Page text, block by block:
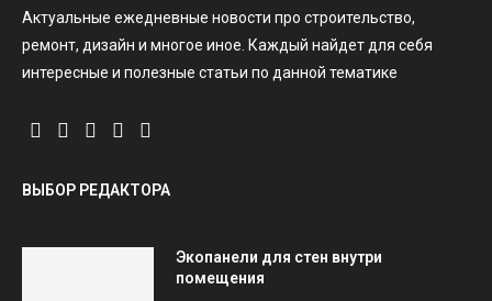
Актуальные ежедневные новости про строительство,
ремонт, дизайн и многое иное. Каждый найдет для себя
интересные и полезные статьи по данной тематике
ВЫБОР РЕДАКТОРА
Экопанели для стен внутри
помещения